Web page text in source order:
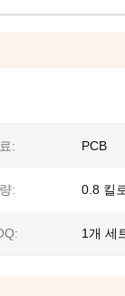
: PCB
: 0.8 킬
1개 세